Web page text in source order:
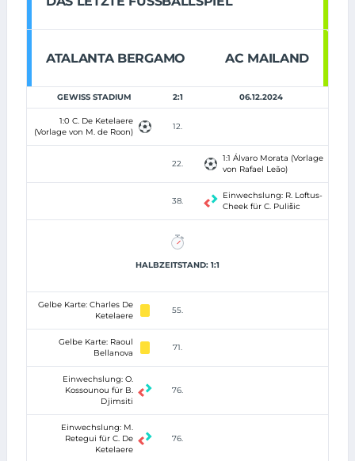
ATALANTA BERGAMO AC MAILAND
GEWISS STADIUM 2:1 06.12.2024
1:0 C. De Ketelaere
(Vorlage von M. de Roon)
12.
22.
1:1 Álvaro Morata (Vorlage
von Rafael Leão)
38.
Einwechslung: R. Loftus-
Cheek für C. Pulišic
HALBZEITSTAND: 1:1
Gelbe Karte: Charles De
Ketelaere
55.
Gelbe Karte: Raoul
Bellanova
71.
Einwechslung: O.
Kossounou für B.
Djimsiti
76.
Einwechslung: M.
Retegui für C. De
Ketelaere
76.